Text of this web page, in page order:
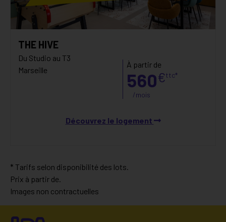
THE HIVE
Du Studio au T3
Marseille
À partir de
560€ttc*
/mois
Découvrez le logement
* Tarifs selon disponibilité des lots.
Prix à partir de.
Images non contractuelles